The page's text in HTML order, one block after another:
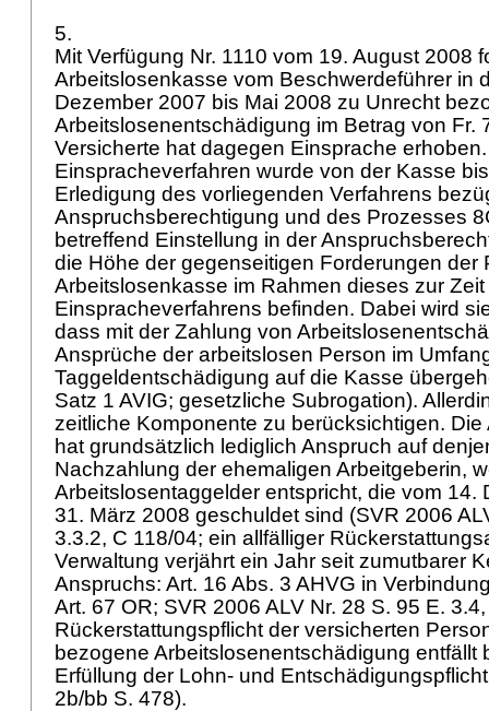
5.
Mit Verfügung Nr. 1110 vom 19. August 2008
Arbeitslosenkasse vom Beschwerdeführer in
Dezember 2007 bis Mai 2008 zu Unrecht
Arbeitslosenentschädigung im Betrag von Fr.
Versicherte hat dagegen Einsprache
Einspracheverfahren wurde von der Kasse
Erledigung des vorliegenden Verfahrens
Anspruchsberechtigung und des Prozesses
betreffend Einstellung in der
die Höhe der gegenseitigen Forderungen der
Arbeitslosenkasse im Rahmen dieses zur
Einspracheverfahrens befinden. Dabei wird
dass mit der Zahlung von
Ansprüche der arbeitslosen Person im
Taggeldentschädigung auf die Kasse
Satz 1 AVIG; gesetzliche Subrogation).
zeitliche Komponente zu berücksichtigen.
hat grundsätzlich lediglich Anspruch auf
Nachzahlung der ehemaligen Arbeitgeberin,
Arbeitslosentaggelder entspricht, die vom 14.
31. März 2008 geschuldet sind (SVR 2006
3.3.2, C 118/04; ein allfälliger
Verwaltung verjährt ein Jahr seit zumutbarer
Anspruchs: Art. 16 Abs. 3 AHVG in
Art. 67 OR; SVR 2006 ALV Nr. 28 S. 95 E.
Rückerstattungspflicht der versicherten
bezogene Arbeitslosenentschädigung entfällt
Erfüllung der Lohn- und
2b/bb S. 478).